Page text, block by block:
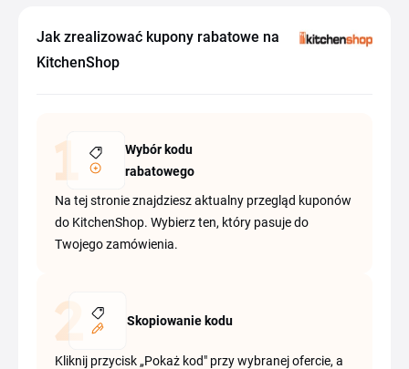
Jak zrealizować kupony rabatowe na
KitchenShop
Wybór kodu
rabatowego
Na tej stronie znajdziesz aktualny przegląd kuponów
do KitchenShop. Wybierz ten, który pasuje do
Twojego zamówienia.
Skopiowanie kodu
Kliknij przycisk „Pokaż kod" przy wybranej ofercie, a